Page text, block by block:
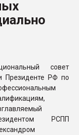
ПЕРЕЙТИ НА
совет
Президенте РФ по
РСПП